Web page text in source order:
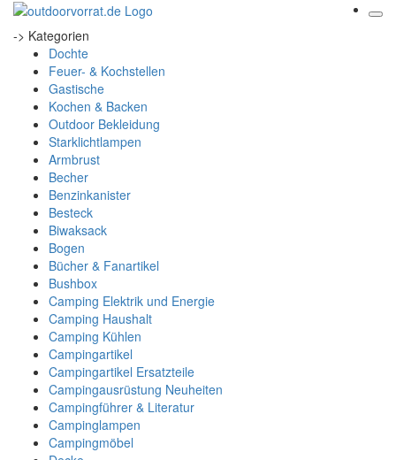
-> Kategorien
Dochte
Feuer- & Kochstellen
Gastische
Kochen & Backen
Outdoor Bekleidung
Starklichtlampen
Armbrust
Becher
Benzinkanister
Besteck
Biwaksack
Bogen
Bücher & Fanartikel
Bushbox
Camping Elektrik und Energie
Camping Haushalt
Camping Kühlen
Campingartikel
Campingartikel Ersatzteile
Campingausrüstung Neuheiten
Campingführer & Literatur
Campinglampen
Campingmöbel